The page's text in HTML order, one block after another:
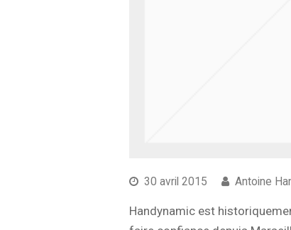
30 avril 2015 Antoine
Handynamic est